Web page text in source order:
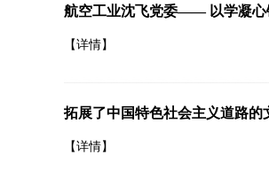
航空工业沈飞党委—— 以学凝心
【详情】
拓展了中国特色社会主义道路
【详情】